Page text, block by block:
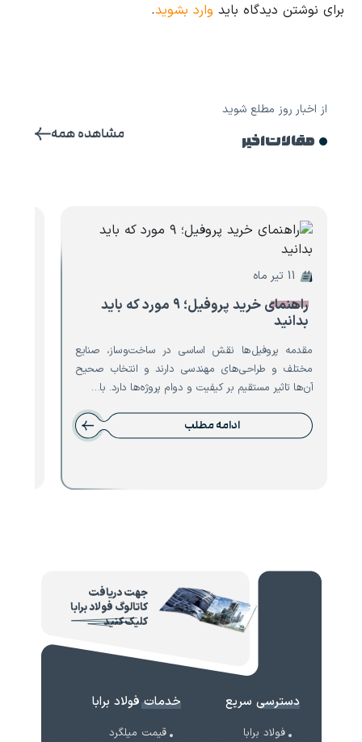
برای نوشتن دیدگاه باید وارد بشوید.
از اخبار روز مطلع شوید
مقالات اخیر مشاهده همه
راهنمای خرید پروفیل؛ ۹ مورد که باید
بدانید
مقدمه پروفیل‌ها نقش اساسی در ساخت‌وساز، صنایع
مختلف و طراحی‌های مهندسی دارند و انتخاب صحیح
آن‌ها تاثیر مستقیم بر کیفیت و دوام پروژه‌ها دارد. با…
ادامه مطلب
جهت دریافت
کاتالوگ فولاد برابا
کلیک کنید
دسترسی سریع
فولاد برابا
خدمات فولاد برابا
قیمت میلگرد